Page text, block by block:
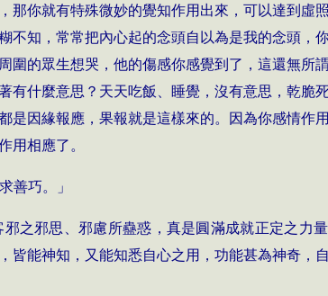
那你就有特殊微妙的覺知作用出來，可以達到虛
不知，常常把內心起的念頭自以為是我的念頭，
圍的眾生想哭，他的傷感你感覺到了，這還無所
有什麼意思？天天吃飯、睡覺，沒有意思，乾脆
是因緣報應，果報就是這樣來的。因為你感情作
用相應了。
求善巧。」
之邪思、邪慮所蠱惑，真是圓滿成就正定之力
皆能神知，又能知悉自心之用，功能甚為神奇，